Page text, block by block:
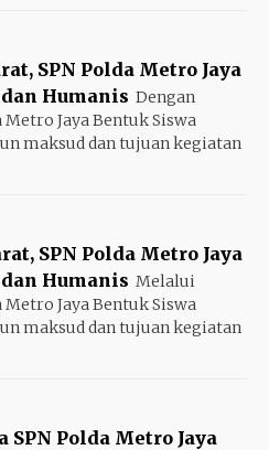
SPN Polda Metro Jaya
Humanis Dengan
Metro Jaya Bentuk Siswa
maksud dan tujuan kegiatan
SPN Polda Metro Jaya
Humanis Melalui
Metro Jaya Bentuk Siswa
maksud dan tujuan kegiatan
Polda Metro Jaya